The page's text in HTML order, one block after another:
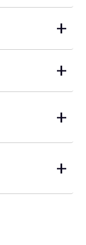
+
+
+
+